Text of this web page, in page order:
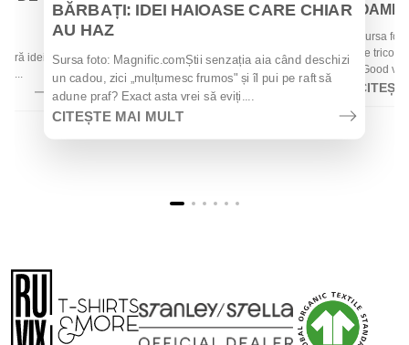
idei
BĂRBAȚI: IDEI HAIOASE CARE CHIAR
AU HAZ
Sursa foto: Magnific.comȘtii senzația aia când deschizi
un cadou, zici „mulțumesc frumos" și îl pui pe raft să
adune praf? Exact asta vrei să eviți....
CITEȘTE MAI MULT
Sursa
de
„Good